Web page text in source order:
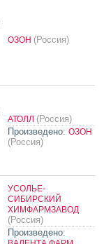
ОЗОН (Россия)
АТОЛЛ (Россия)
Произведено: ОЗОН
(Россия)
УСОЛЬЕ-
СИБИРСКИЙ
ХИМФАРМЗАВОД
(Россия)
Произведено: